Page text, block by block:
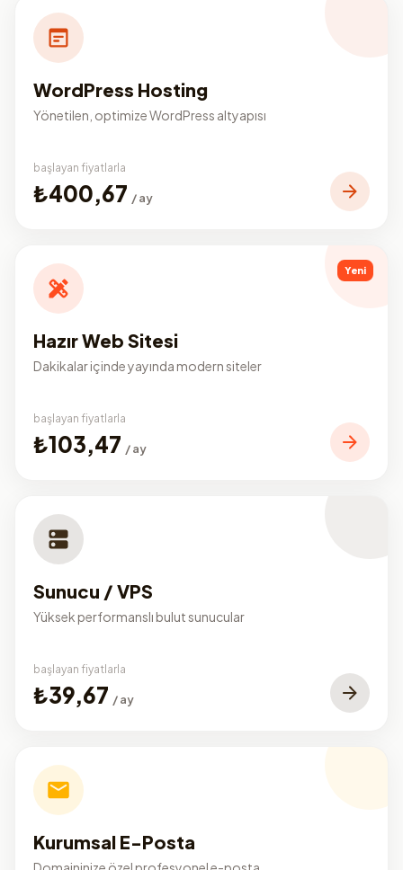
WordPress Hosting
Yönetilen, optimize WordPress altyapısı
başlayan fiyatlarla
₺400,67 / ay
Yeni
Hazır Web Sitesi
Dakikalar içinde yayında modern siteler
başlayan fiyatlarla
₺103,47 / ay
Sunucu / VPS
Yüksek performanslı bulut sunucular
başlayan fiyatlarla
₺39,67 / ay
Kurumsal E-Posta